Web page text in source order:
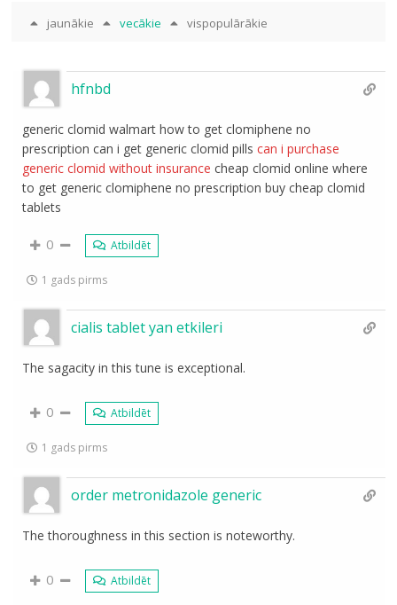
jaunākie vecākie vispopulārākie
hfnbd
generic clomid walmart how to get clomiphene no
prescription can i get generic clomid pillscan i purchase
generic clomid without insurance cheap clomid online where
to get generic clomiphene no prescription buy cheap clomid
tablets
0 Atbildēt
1 gads pirms
cialis tablet yan etkileri
The sagacity in this tune is exceptional.
0 Atbildēt
1 gads pirms
order metronidazole generic
The thoroughness in this section is noteworthy.
0 Atbildēt